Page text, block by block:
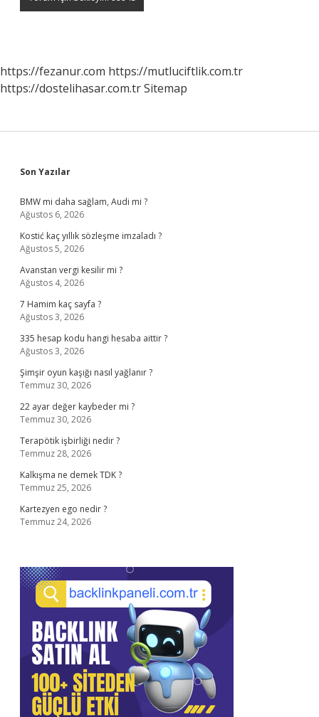
https://fezanur.com https://mutluciftlik.com.tr
https://dostelihasar.com.trSitemap
Sidebar
Son Yazılar
BMW mi daha sağlam, Audi mi ?
Ağustos 6, 2026
Kostić kaç yıllık sözleşme imzaladı ?
Ağustos 5, 2026
Avanstan vergi kesilir mi ?
Ağustos 4, 2026
7 Hamim kaç sayfa ?
Ağustos 3, 2026
335 hesap kodu hangi hesaba aittir ?
Ağustos 3, 2026
Şimşir oyun kaşığı nasıl yağlanır ?
Temmuz 30, 2026
22 ayar değer kaybeder mi ?
Temmuz 30, 2026
Terapötik işbirliği nedir ?
Temmuz 28, 2026
Kalkışma ne demek TDK ?
Temmuz 25, 2026
Kartezyen ego nedir ?
Temmuz 24, 2026